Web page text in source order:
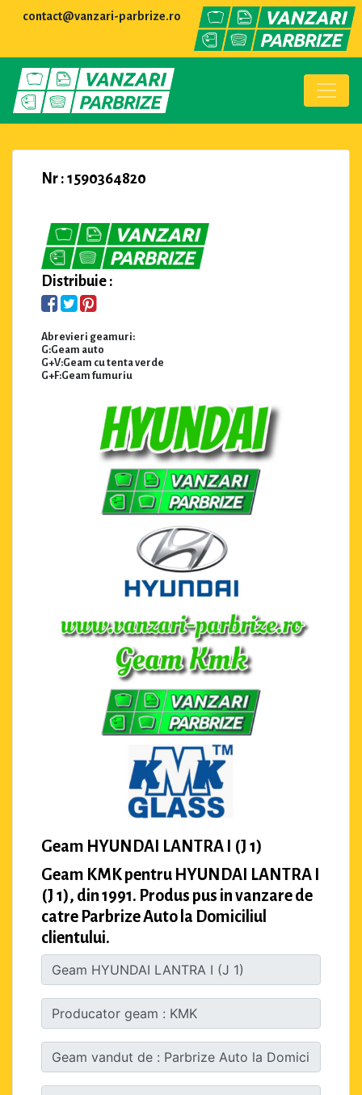
contact@vanzari-parbrize.ro
Nr : 1590364820
Distribuie :
Abrevieri geamuri:
G:Geam auto
G+V:Geam cu tenta verde
G+F:Geam fumuriu
Geam HYUNDAI LANTRA I (J 1)
Geam KMK pentru HYUNDAI LANTRA I
(J 1), din 1991. Produs pus in vanzare de
catre Parbrize Auto la Domiciliul
clientului.